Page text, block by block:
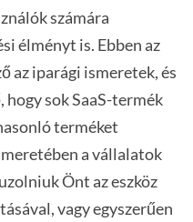
számára
élményt is. Ebben az
az iparági ismeretek, és
sok SaaS-termék
terméket
a vállalatok
Önt az eszköz
vagy egyszerűen